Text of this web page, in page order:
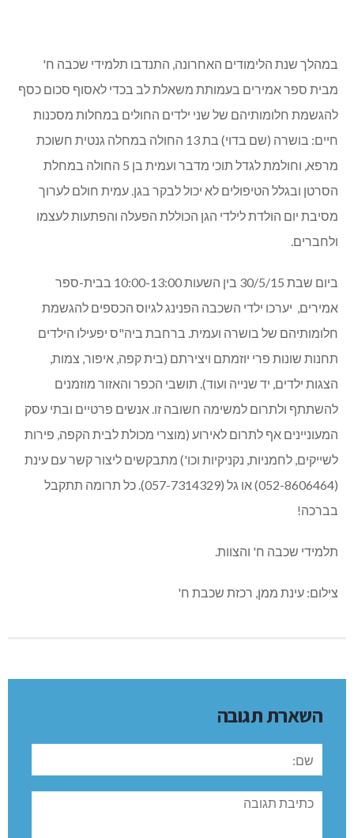
במהלך שנת הלימודים האחרונה, התנדבו תלמידי שכבה ח'
מבית ספר אמירים בעמותת משאלת לב בכדי לאסוף סכום כסף
להגשמת חלומותיהם של שני ילדים החולים במחלות מסכנות
חיים: בושרה (שם בדוי) בת 13 החולה במחלה גנטית חשוכת
מרפא, וחולמת לגדל תוכי מדבר ועמית בן 5 החולה במחלת
הסרטן ובגלל הטיפולים לא יכול לבקר בגן. עמית חולם לערוך
מסיבת יום הולדת לילדי הגן הכוללת הפעלה והפתעות לעצמו
ולחברים.
ביום שבת 30/5/15 בין השעות 10:00-13:00 בבית-ספר
אמירים, יערכו ילדי השכבה הפנינג לגיוס הכספים להגשמת
חלומותיהם של בושרה ועמית. ברחבת ביה"ס יפעילו הילדים
תחנות שונות פרי יוזמתם ויצירתם (בית קפה, איפור, צמות,
הצגות ילדים, יד שנייה ועוד). תושבי הכפר והאזור מוזמנים
להשתתף ולתרום למשימה חשובה זו. אנשים פרטיים ובתי עסק
המעוניינים אף לתרום לאירוע (מוצרי מכולת לבית הקפה, פירות
לשייקים, לחמניות, נקניקיות וכו') מתבקשים ליצור קשר עם עינת
(052-8606464) או גל (057-7314329). כל תרומה תתקבל
בברכה!
תלמידי שכבה ח' והצוות.
צילום: עינת ממן, רכזת שכבת ח'
השארת תגובה
תגובה